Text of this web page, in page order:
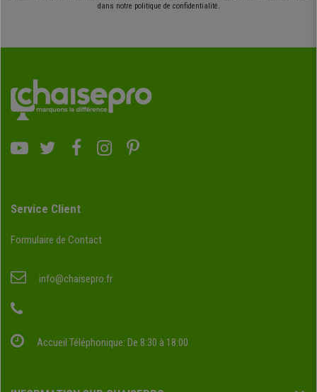
dans notre politique de confidentialité.
Service Client
Formulaire de Contact
info@chaisepro.fr
Accueil Téléphonique: De 8:30 à 18:00